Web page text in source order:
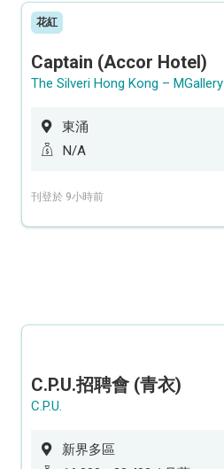
花紅
Captain (Accor Hotel)
The Silveri Hong Kong – MGallery
東涌
N/A
刊登於 9小時前
C.P.U.招聘會 (青衣)
C.P.U.
新界多區